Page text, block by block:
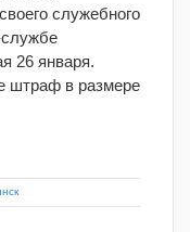
служебного
службе
26 января.
штраф в размере